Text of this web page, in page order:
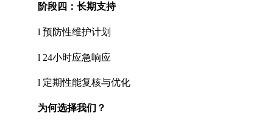
阶段四：长期支持
l 预防性维护计划
l 24小时应急响应
l 定期性能复核与优化
为何选择我们？